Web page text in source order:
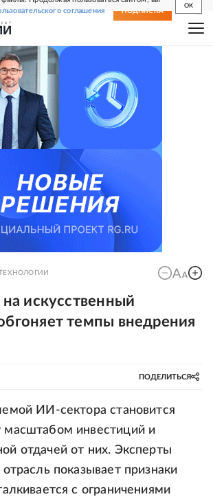
соглашения
OK
ПОДПИСКА
на искусственный
темпы внедрения
ПОДЕЛИТЬСЯ
ИИ-сектора становится
инвестиций и
отдачей от них. Эксперты
показывает признаки
с ограничениями